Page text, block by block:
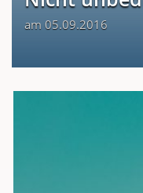
am 05.09.2016